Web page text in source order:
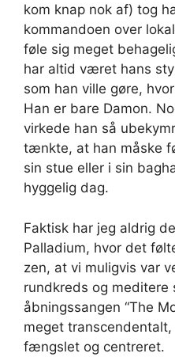
kom knap nok af) tog
kommandoen over
føle sig meget
har altid været hans
som han ville gøre,
Han er bare Damon.
virkede han så
tænkte, at han måske
sin stue eller i sin
hyggelig dag.
Faktisk har jeg aldrig
Palladium, hvor det
zen, at vi muligvis var
rundkreds og meditere
åbningssangen “The
meget
fængslet og centreret.